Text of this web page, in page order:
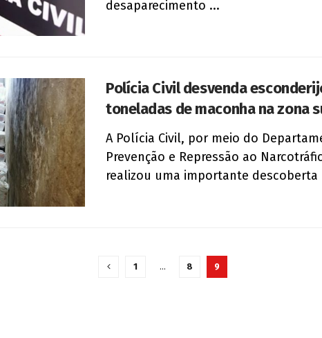
desaparecimento ...
Polícia Civil desvenda
toneladas de maconha na zona
A Polícia Civil, por meio do
Prevenção e Repressão ao
realizou uma importante descoberta
1 … 8 9